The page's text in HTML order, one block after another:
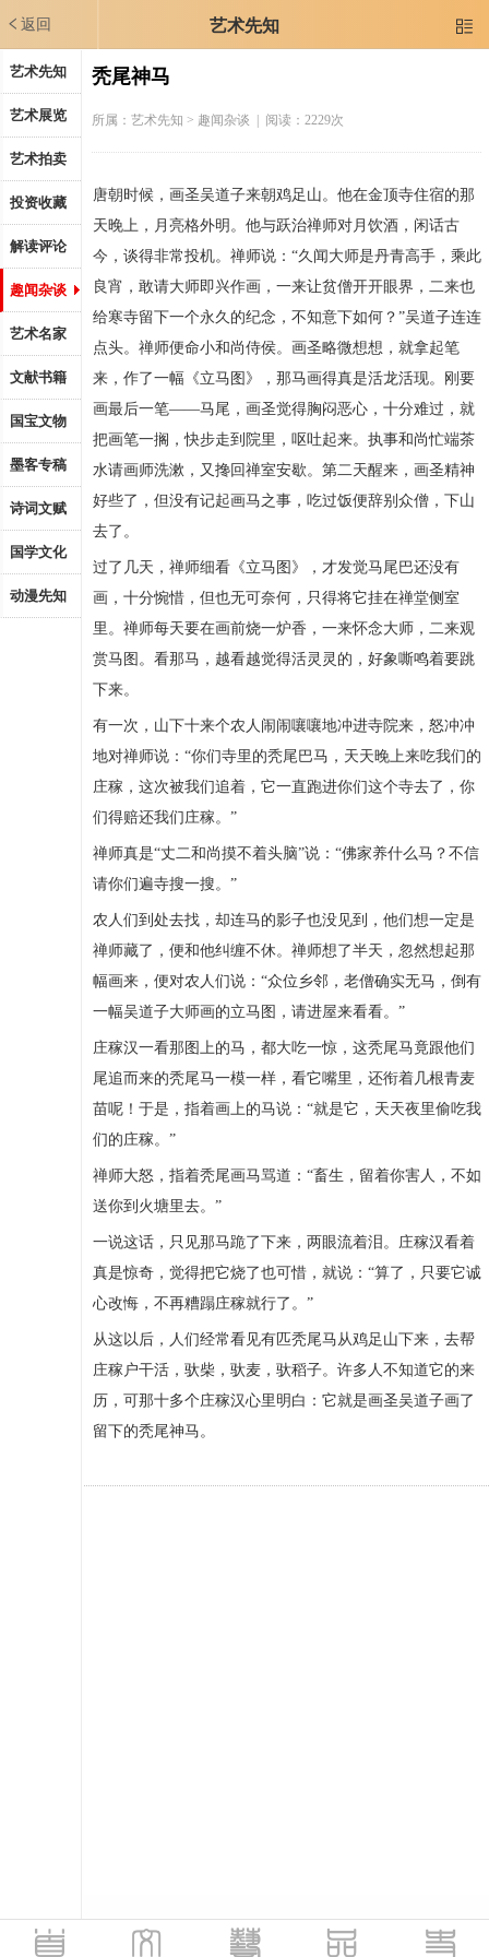
返回 艺术先知 
艺术先知
艺术展览
艺术拍卖
投资收藏
解读评论
趣闻杂谈
艺术名家
文献书籍
国宝文物
墨客专稿
诗词文赋
国学文化
动漫先知
秃尾神马
所属：艺术先知 > 趣闻杂谈 | 阅读：2229次
唐朝时候，画圣吴道子来朝鸡足山。他在金顶寺住宿的那
天晚上，月亮格外明。他与跃治禅师对月饮酒，闲话古
今，谈得非常投机。禅师说：“久闻大师是丹青高手，乘此
良宵，敢请大师即兴作画，一来让贫僧开开眼界，二来也
给寒寺留下一个永久的纪念，不知意下如何？”吴道子连连
点头。禅师便命小和尚侍侯。画圣略微想想，就拿起笔
来，作了一幅《立马图》，那马画得真是活龙活现。刚要
画最后一笔——马尾，画圣觉得胸闷恶心，十分难过，就
把画笔一搁，快步走到院里，呕吐起来。执事和尚忙端茶
水请画师洗漱，又搀回禅室安歇。第二天醒来，画圣精神
好些了，但没有记起画马之事，吃过饭便辞别众僧，下山
去了。
过了几天，禅师细看《立马图》，才发觉马尾巴还没有
画，十分惋惜，但也无可奈何，只得将它挂在禅堂侧室
里。禅师每天要在画前烧一炉香，一来怀念大师，二来观
赏马图。看那马，越看越觉得活灵灵的，好象嘶鸣着要跳
下来。
有一次，山下十来个农人闹闹嚷嚷地冲进寺院来，怒冲冲
地对禅师说：“你们寺里的秃尾巴马，天天晚上来吃我们的
庄稼，这次被我们追着，它一直跑进你们这个寺去了，你
们得赔还我们庄稼。”
禅师真是“丈二和尚摸不着头脑”说：“佛家养什么马？不信
请你们遍寺搜一搜。”
农人们到处去找，却连马的影子也没见到，他们想一定是
禅师藏了，便和他纠缠不休。禅师想了半天，忽然想起那
幅画来，便对农人们说：“众位乡邻，老僧确实无马，倒有
一幅吴道子大师画的立马图，请进屋来看看。”
庄稼汉一看那图上的马，都大吃一惊，这秃尾马竟跟他们
尾追而来的秃尾马一模一样，看它嘴里，还衔着几根青麦
苗呢！于是，指着画上的马说：“就是它，天天夜里偷吃我
们的庄稼。”
禅师大怒，指着秃尾画马骂道：“畜生，留着你害人，不如
送你到火塘里去。”
一说这话，只见那马跪了下来，两眼流着泪。庄稼汉看着
真是惊奇，觉得把它烧了也可惜，就说：“算了，只要它诚
心改悔，不再糟蹋庄稼就行了。”
从这以后，人们经常看见有匹秃尾马从鸡足山下来，去帮
庄稼户干活，驮柴，驮麦，驮稻子。许多人不知道它的来
历，可那十多个庄稼汉心里明白：它就是画圣吴道子画了
留下的秃尾神马。